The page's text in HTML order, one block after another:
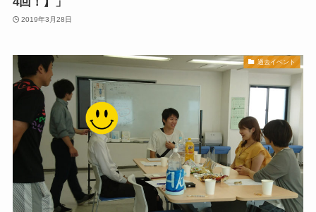
2019年3月28日
過去イベント